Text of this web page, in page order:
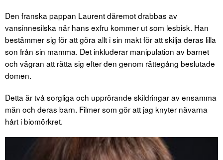
Den franska pappan Laurent däremot drabbas av
vansinnesilska när hans exfru kommer ut som lesbisk. Han
bestämmer sig för att göra allt i sin makt för att skilja deras lilla
son från sin mamma. Det inkluderar manipulation av barnet
och vägran att rätta sig efter den genom rättegång beslutade
domen.
Detta är två sorgliga och upprörande skildringar av ensamma
män och deras barn. Filmer som gör att jag knyter nävarna
hårt i biomörkret.